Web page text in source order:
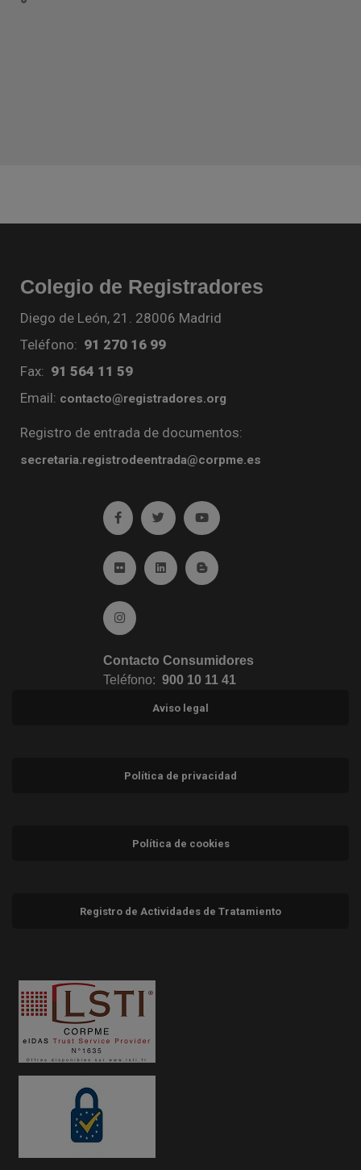
Colegio de Registradores
Diego de León, 21. 28006 Madrid
Teléfono: 91 270 16 99
Fax: 91 564 11 59
Email: contacto@registradores.org
Registro de entrada de documentos:
secretaria.registrodeentrada@corpme.es
Ir a facebook (abre en ventana nueva)
Ir a twitter (abre en ventana nueva)
Ir a YouTube (abre en
Ir a Flickr (abre en ventana nueva)
Ir a Linkedin (abre en ventana nueva)
Ir al Blog (abre en ventana
Ir a Instagram (abre en ventana nueva)
Contacto Consumidores
Teléfono: 900 10 11 41
Aviso legal
Política de privacidad
Política de cookies
Registro de Actividades de Tratamiento